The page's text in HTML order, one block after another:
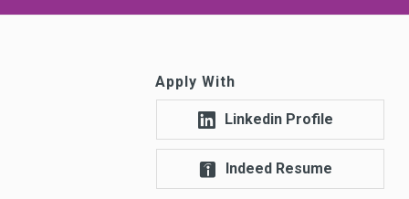
Apply With
Linkedin Profile
Indeed Resume